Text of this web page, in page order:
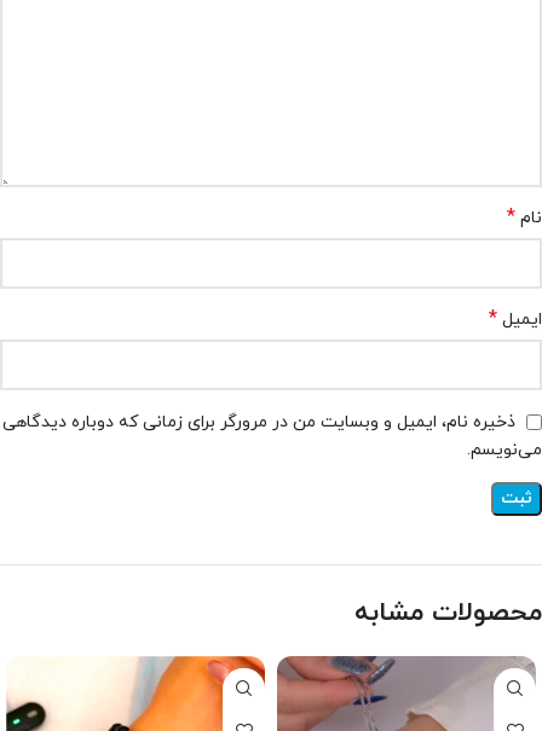
نام *
ایمیل *
ذخیره نام، ایمیل و وبسایت من در مرورگر برای زمانی که دوباره دیدگاهی
می‌نویسم.
محصولات مشابه